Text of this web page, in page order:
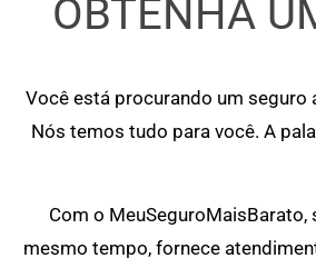
OBTENHA
Você está procurando um seguro
Nós temos tudo para você. A
Com o
mesmo tempo, fornece